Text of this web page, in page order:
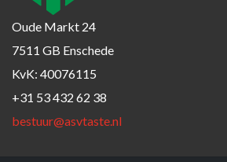
Oude Markt 24
7511 GB Enschede
KvK: 40076115
+31 53 432 62 38
bestuur@asvtaste.nl